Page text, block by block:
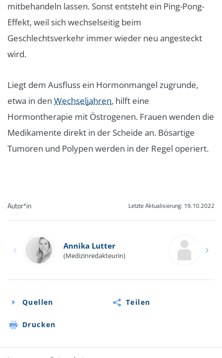
mitbehandeln lassen. Sonst entsteht ein Ping-Pong-
Effekt, weil sich wechselseitig beim
Geschlechtsverkehr immer wieder neu angesteckt
wird.
Liegt dem Ausfluss ein Hormonmangel zugrunde,
etwa in den Wechseljahren, hilft eine
Hormontherapie mit Östrogenen. Frauen wenden die
Medikamente direkt in der Scheide an. Bösartige
Tumoren und Polypen werden in der Regel operiert.
Letzte Aktualisierung: 19.10.2022
Autor*in
Annika Lutter
(Medizinredakteurin)
Quellen Teilen
Drucken